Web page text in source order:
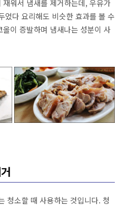
워서 냄새를 제거하는데, 우유가
었다 요리해도 비슷한 효과를 볼 수
이 증발하며 냄새나는 성분이 사
청소할 때 사용하는 것입니다. 청